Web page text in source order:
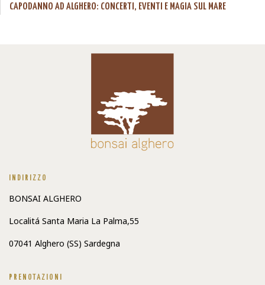
CAPODANNO AD ALGHERO: CONCERTI, EVENTI E MAGIA SUL MARE
INDIRIZZO
BONSAI ALGHERO
Localitá Santa Maria La Palma,55
07041 Alghero (SS) Sardegna
PRENOTAZIONI